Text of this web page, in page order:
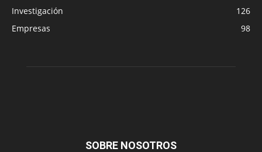
Investigación
126
Empresas
98
SOBRE NOSOTROS